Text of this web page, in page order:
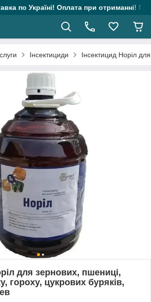
по Україні! Оплата при отриманні!
Інсектициди Інсектицид Норіл
для зернових, пшениці,
гороху, цукрових буряків,